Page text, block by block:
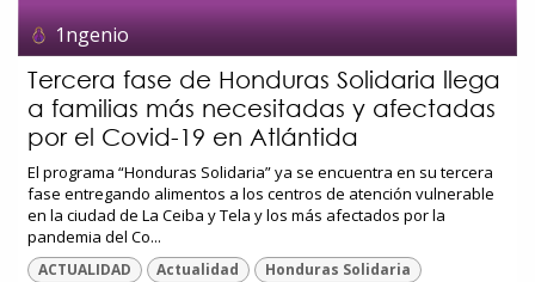
1ngenio
Tercera fase de Honduras Solidaria llega
a familias más necesitadas y afectadas
por el Covid-19 en Atlántida
El programa “Honduras Solidaria” ya se encuentra en su tercera
fase entregando alimentos a los centros de atención vulnerable
en la ciudad de La Ceiba y Tela y los más afectados por la
pandemia del Co...
ACTUALIDAD Actualidad
Honduras Solidaria